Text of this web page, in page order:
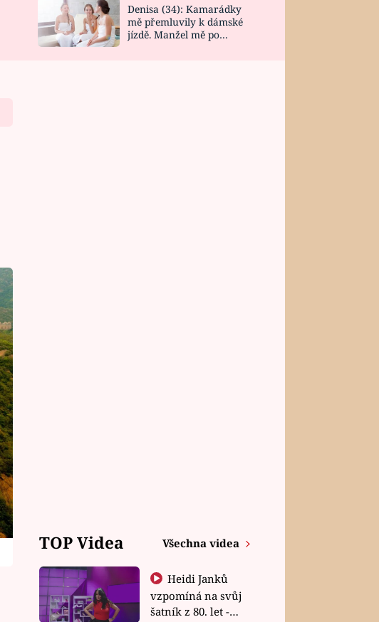
DESIGN
Denisa (34): Kamarádky
mě přemluvily k dámské
jízdě. Manžel mě po
TOP Videa Všechna videa
Heidi Janků
vzpomíná na svůj
šatník z 80. let -